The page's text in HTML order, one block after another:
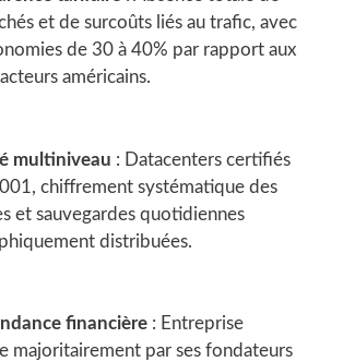
et de surcoûts liés au trafic, avec
de 30 à 40% par rapport aux
américains.
multiniveau : Datacenters certifiés
chiffrement systématique des
et sauvegardes quotidiennes
distribuées.
financière : Entreprise
majoritairement par ses fondateurs